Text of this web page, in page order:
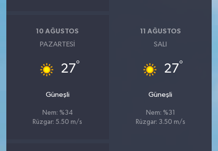
10 AĞUSTOS
PAZARTESI
27°
Güneşli
Nem: %34
Rüzgar: 5.50 m/s
11 AĞUSTOS
SALI
27°
Güneşli
Nem: %31
Rüzgar: 3.50 m/s